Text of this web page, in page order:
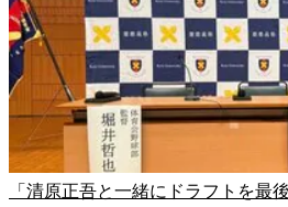
「清原正吾と一緒にドラフトを最